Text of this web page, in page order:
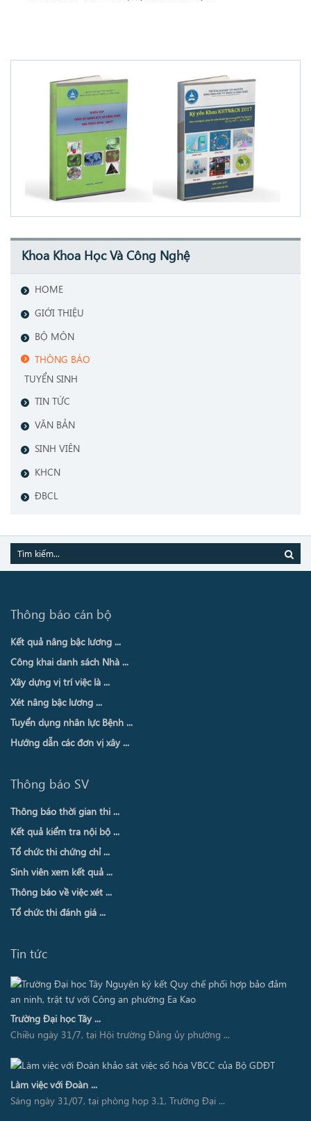
Khoa Khoa Học Và Công Nghệ
HOME
GIỚI THIỆU
BỘ MÔN
THÔNG BÁO
TUYỂN SINH
TIN TỨC
VĂN BẢN
SINH VIÊN
KHCN
ĐBCL
Thông báo cán bộ
Kết quả nâng bậc lương ...
Công khai danh sách Nhà ...
Xây dựng vị trí việc là ...
Xét nâng bậc lương ...
Tuyển dụng nhân lực Bệnh ...
Hướng dẫn các đơn vị xây ...
Thông báo SV
Thông báo thời gian thi ...
Kết quả kiểm tra nội bộ ...
Tổ chức thi chứng chỉ ...
Sinh viên xem kết quả ...
Thông báo về việc xét ...
Tổ chức thi đánh giá ...
Tin tức
Trường Đại học Tây ...
Chiều ngày 31/7, tại Hội trường Đảng ủy phường ...
Làm việc với Đoàn ...
Sáng ngày 31/07, tại phòng họp 3.1, Trường Đại ...